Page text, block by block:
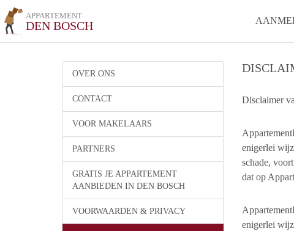
APPARTEMENT
DEN BOSCH
OVER ONS
CONTACT
VOOR MAKELAARS
PARTNERS
GRATIS JE APPARTEMENT
AANBIEDEN IN DEN BOSCH
VOORWAARDEN & PRIVACY
Disclaimer
enigerlei
schade,
dat op
enigerlei